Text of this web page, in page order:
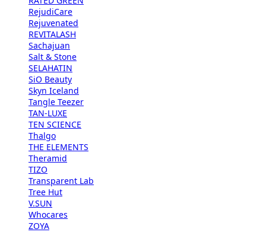
RejudiCare
Rejuvenated
REVITALASH
Sachajuan
Salt & Stone
SELAHATIN
SiO Beauty
Skyn Iceland
Tangle Teezer
TAN-LUXE
TEN SCIENCE
Thalgo
THE ELEMENTS
Theramid
TIZO
Transparent Lab
Tree Hut
V.SUN
Whocares
ZOYA